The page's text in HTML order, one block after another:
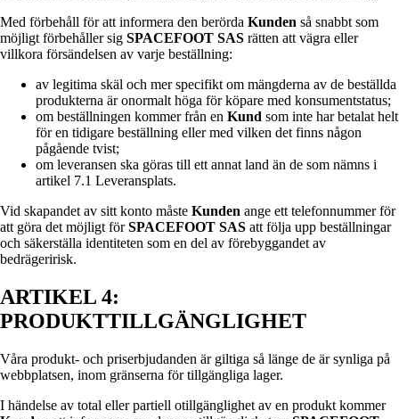
Med förbehåll för att informera den berörda Kunden så snabbt som
möjligt förbehåller sig SPACEFOOT SAS rätten att vägra eller
villkora försändelsen av varje beställning:
av legitima skäl och mer specifikt om mängderna av de beställda
produkterna är onormalt höga för köpare med konsumentstatus;
om beställningen kommer från en Kund som inte har betalat helt
för en tidigare beställning eller med vilken det finns någon
pågående tvist;
om leveransen ska göras till ett annat land än de som nämns i
artikel 7.1 Leveransplats.
Vid skapandet av sitt konto måste Kunden ange ett telefonnummer för
att göra det möjligt förSPACEFOOT SAS att följa upp beställningar
och säkerställa identiteten som en del av förebyggandet av
bedrägeririsk.
ARTIKEL 4:
PRODUKTTILLGÄNGLIGHET
Våra produkt- och priserbjudanden är giltiga så länge de är synliga på
webbplatsen, inom gränserna för tillgängliga lager.
I händelse av total eller partiell otillgänglighet av en produkt kommer